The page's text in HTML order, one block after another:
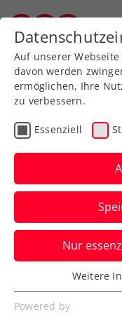
Zurück zur
Rollstuhltennis
Ein
bei der
Das Meeting
Auf unserer
davon werden
ermöglichen, Ihre
zu verbessern.
Essenziell
Nur
Essenziell
Essenzielle Cookies
Weitere
Powered by